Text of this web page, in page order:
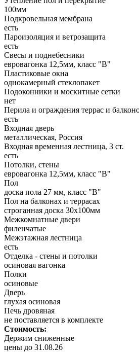
100мм
Подкровельная мембрана
есть
Пароизоляция и ветрозащита
есть
Свесы и поднебесники
евровагонка 12,5мм, класс "В"
Пластиковые окна
однокамерный стеклопакет
Подоконники и москитные сетки
нет
Перила и ограждения террас и
есть
Входная дверь
металлическая, Россия
Входная временная лестница, 3 ст.
есть
Потолки, стены
евровагонка 12,5мм, класс "В"
Пол
доска пола 27 мм, класс "B"
Пол на балконах и террасах
строганная доска 30х100мм
Межкомнатные двери
филенчатые
Межэтажная лестница
есть
Отделка - стены и потолки
осиновая вагонка
Полки
осиновые
Дверь
глухая осиновая
Печь дровяная
не поставляется в комплекте
Стоимость:
Держим сниженные
цены до 31.08.26